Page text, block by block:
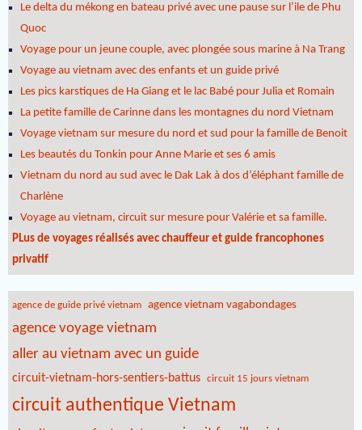
Le delta du mékong en bateau privé avec une pause sur l’ile de Phu
Quoc
Voyage pour un jeune couple, avec plongée sous marine à Na Trang
Voyage au vietnam avec des enfants et un guide privé
Les pics karstiques de Ha Giang et le lac Babé pour Julia et Romain
La petite famille de Carinne dans les montagnes du nord Vietnam
Voyage vietnam sur mesure du nord et sud pour la famille de Benoit
Les beautés du Tonkin pour Anne Marie et ses 6 amis
Vietnam du nord au sud avec le Dak Lak à dos d’éléphant famille de
Charlène
Voyage au vietnam, circuit sur mesure pour Valérie et sa famille.
PLus de voyages réalisés avec chauffeur et guide francophones
privatif
agence de guide privé vietnam agence vietnam vagabondages
agence voyage vietnam
aller au vietnam avec un guide
circuit-vietnam-hors-sentiers-battus circuit 15 jours vietnam
circuit authentique Vietnam